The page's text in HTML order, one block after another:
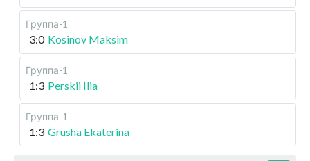
Группа-1
3:0 Kosinov Maksim
Группа-1
1:3 Perskii Ilia
Группа-1
1:3 Grusha Ekaterina